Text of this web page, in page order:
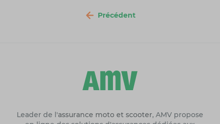
Précédent
Leader de l'assurance moto et scooter, AMV propose